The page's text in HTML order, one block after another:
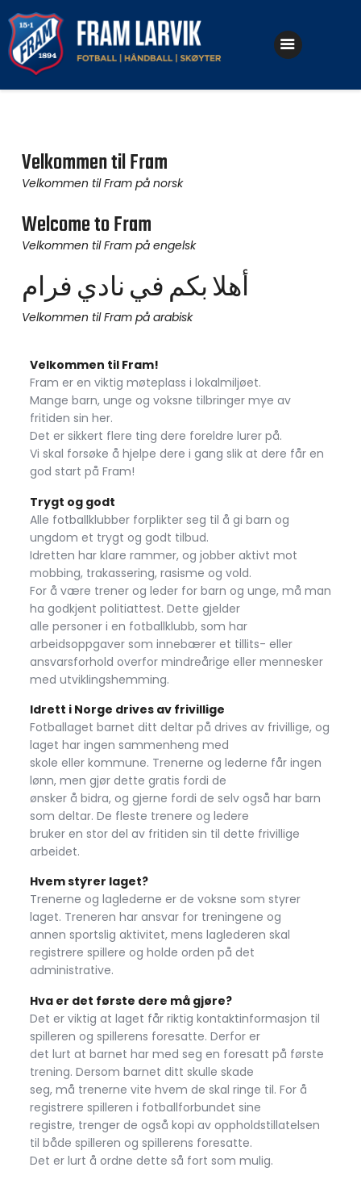
Håndball
Skøyter
Velkommen til Fram
Velkommen til Fram på norsk
Welcome to Fram
Velkommen til Fram på engelsk
أهلا بكم في نادي فرام
Velkommen til Fram på arabisk
Velkommen til Fram!
Fram er en viktig møteplass i lokalmiljøet.
Mange barn, unge og voksne tilbringer mye av
fritiden sin her.
Det er sikkert flere ting dere foreldre lurer på.
Vi skal forsøke å hjelpe dere i gang slik at dere får en
god start på Fram!
Trygt og godt
Alle fotballklubber forplikter seg til å gi barn og
ungdom et trygt og godt tilbud.
Idretten har klare rammer, og jobber aktivt mot
mobbing, trakassering, rasisme og vold.
For å være trener og leder for barn og unge, må man
ha godkjent politiattest. Dette gjelder
alle personer i en fotballklubb, som har
arbeidsoppgaver som innebærer et tillits- eller
ansvarsforhold overfor mindreårige eller mennesker
med utviklingshemming.
Idrett i Norge drives av frivillige
Fotballaget barnet ditt deltar på drives av frivillige, og
laget har ingen sammenheng med
skole eller kommune. Trenerne og lederne får ingen
lønn, men gjør dette gratis fordi de
ønsker å bidra, og gjerne fordi de selv også har barn
som deltar. De fleste trenere og ledere
bruker en stor del av fritiden sin til dette frivillige
arbeidet.
Hvem styrer laget?
Trenerne og laglederne er de voksne som styrer
laget. Treneren har ansvar for treningene og
annen sportslig aktivitet, mens laglederen skal
registrere spillere og holde orden på det
administrative.
Hva er det første dere må gjøre?
Det er viktig at laget får riktig kontaktinformasjon til
spilleren og spillerens foresatte. Derfor er
det lurt at barnet har med seg en foresatt på første
trening. Dersom barnet ditt skulle skade
seg, må trenerne vite hvem de skal ringe til. For å
registrere spilleren i fotballforbundet sine
registre, trenger de også kopi av oppholdstillatelsen
til både spilleren og spillerens foresatte.
Det er lurt å ordne dette så fort som mulig.